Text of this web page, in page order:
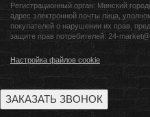
Регистрационный орган: Минский
адрес электронной почты лица,
покупателей о нарушении их прав,
защите прав потребителей: 24-
Настройка файлов cookie
ЗАКАЗАТЬ ЗВОНОК